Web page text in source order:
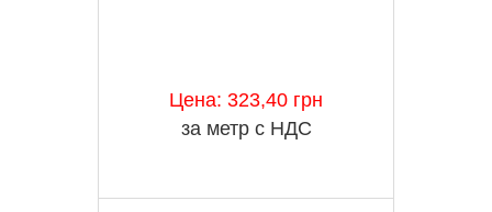
Цена: 323,40 грн
за метр с НДС